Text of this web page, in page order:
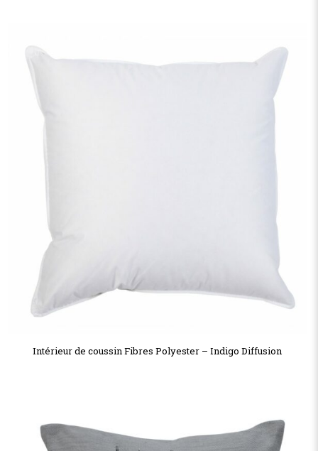
Intérieur de coussin Fibres Polyester – Indigo Diffusion